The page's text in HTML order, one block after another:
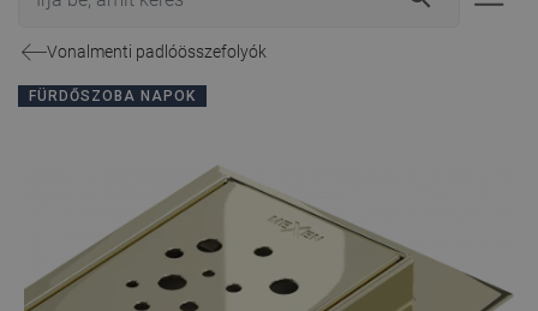
Vonalmenti padlóösszefolyók
FÜRDŐSZOBA NAPOK